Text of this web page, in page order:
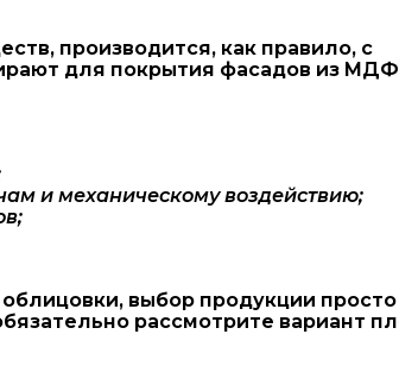
производится, как правило, с
для покрытия фасадов из
и механическому воздействию;
выбор продукции
рассмотрите вариант